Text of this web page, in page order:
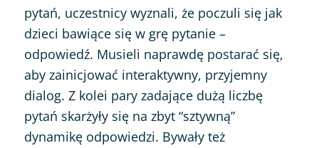
pytań, uczestnicy wyznali, że poczuli się jak
dzieci bawiące się w grę pytanie –
odpowiedź. Musieli naprawdę postarać się,
aby zainicjować interaktywny, przyjemny
dialog. Z kolei pary zadające dużą liczbę
pytań skarżyły się na zbyt “sztywną”
dynamikę odpowiedzi. Bywały też